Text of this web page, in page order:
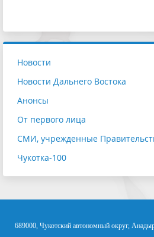
Новости
Новости Дальнего Востока
Анонсы
От первого лица
СМИ, учрежденные
Чукотка-100
689000, Чукотский автономный округ,